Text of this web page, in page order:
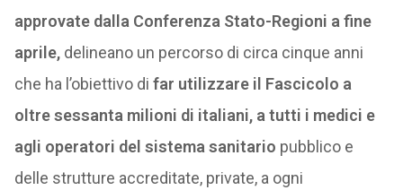
approvate dalla Conferenza Stato-Regioni a fine
aprile,delineano un percorso di circa cinque anni
che ha l’obiettivo di far utilizzare il Fascicolo a
oltre sessanta milioni di italiani, a tutti i medici e
agli operatori del sistema sanitario pubblico e
delle strutture accreditate, private, a ogni